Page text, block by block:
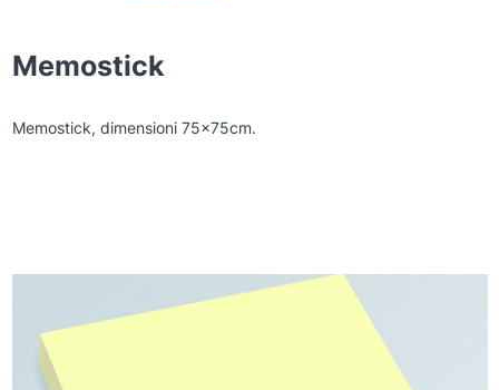
Memostick
Memostick, dimensioni 75x75cm.